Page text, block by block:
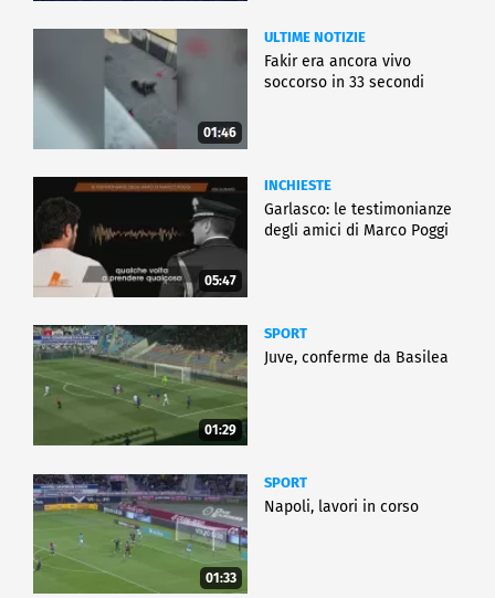
01:46
ULTIME NOTIZIE
Fakir era ancora vivo
soccorso in 33 secondi
05:47
INCHIESTE
Garlasco: le testimonianze
degli amici di Marco Poggi
01:29
SPORT
Juve, conferme da Basilea
01:33
SPORT
Napoli, lavori in corso